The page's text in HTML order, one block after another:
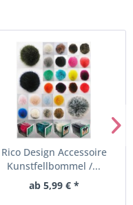
Rico Design Accessoire
Kunstfellbommel /...
ab 5,99 € *